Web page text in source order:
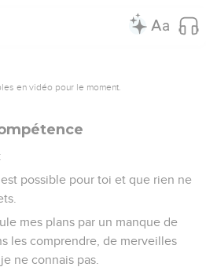
en vidéo pour le moment.
possible pour toi et que rien ne
mes plans par un manque de
les comprendre, de merveilles
ne connais pas.